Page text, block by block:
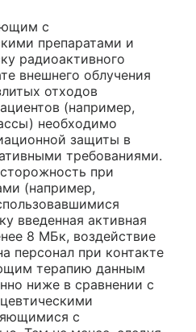
с
препаратами и
радиоактивного
внешнего облучения
отходов
(например,
необходимо
защиты в
требованиями.
при
(например,
введенная активная
8 МБк, воздействие
персонал при контакте
терапию данным
ниже в сравнении с
с